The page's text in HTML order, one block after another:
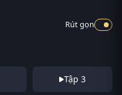
Rút gọn
Tập 3